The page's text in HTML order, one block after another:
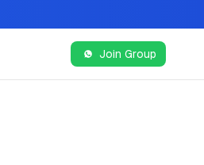
Join Group